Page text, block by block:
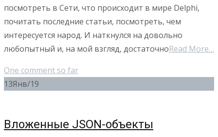
посмотреть в Сети, что происходит в мире Delphi,
почитать последние статьи, посмотреть, чем
интересуется народ. И наткнулся на довольно
любопытный и, на мой взгляд, достаточноRead More…
One comment so far
13Янв/19
Вложенные JSON-объекты